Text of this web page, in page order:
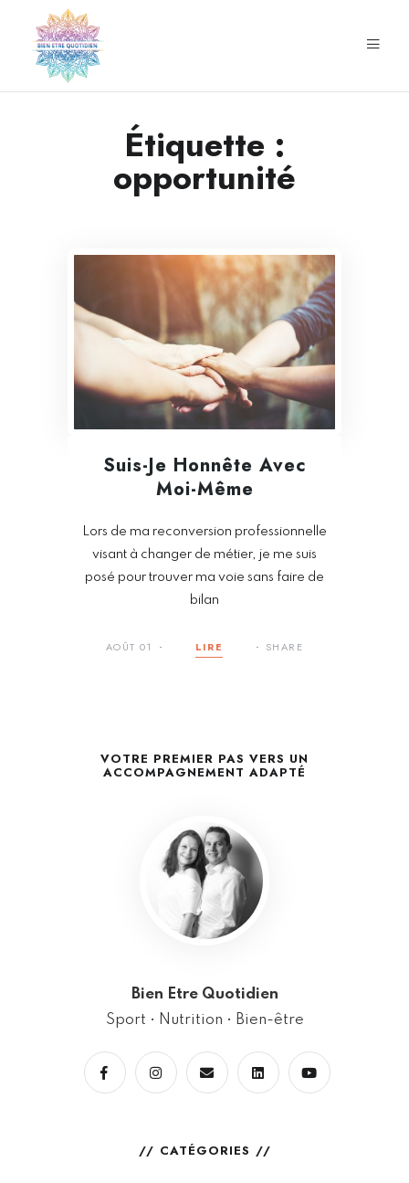
Étiquette :
opportunité
Suis-Je Honnête Avec
Moi-Même
Lors de ma reconversion professionnelle
visant à changer de métier, je me suis
posé pour trouver ma voie sans faire de
bilan
AOÛT 01 LIRE SHARE
VOTRE PREMIER PAS VERS UN
ACCOMPAGNEMENT ADAPTÉ
Bien Etre Quotidien
Sport • Nutrition • Bien-être
CATÉGORIES